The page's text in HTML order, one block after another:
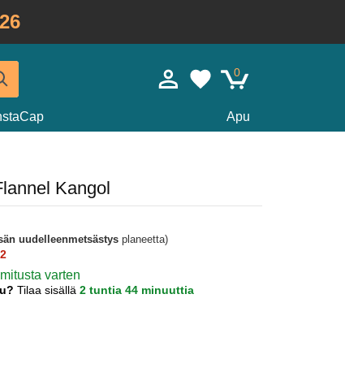
0
Apu
Kangol
uudelleenmetsästys planeetta)
varten
Tilaa sisällä 2 tuntia 44 minuuttia